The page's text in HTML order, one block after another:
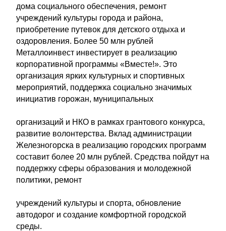
дома социального обеспечения, ремонт
учреждений культуры города и района,
приобретение путевок для детского отдыха и
оздоровления. Более 50 млн рублей
Металлоинвест инвестирует в реализацию
корпоративной программы «Вместе!». Это
организация ярких культурных и спортивных
мероприятий, поддержка социально значимых
инициатив горожан, муниципальных
организаций и НКО в рамках грантового конкурса,
развитие волонтерства. Вклад администрации
Железногорска в реализацию городских программ
составит более 20 млн рублей. Средства пойдут на
поддержку сферы образования и молодежной
политики, ремонт
учреждений культуры и спорта, обновление
автодорог и создание комфортной городской
среды.